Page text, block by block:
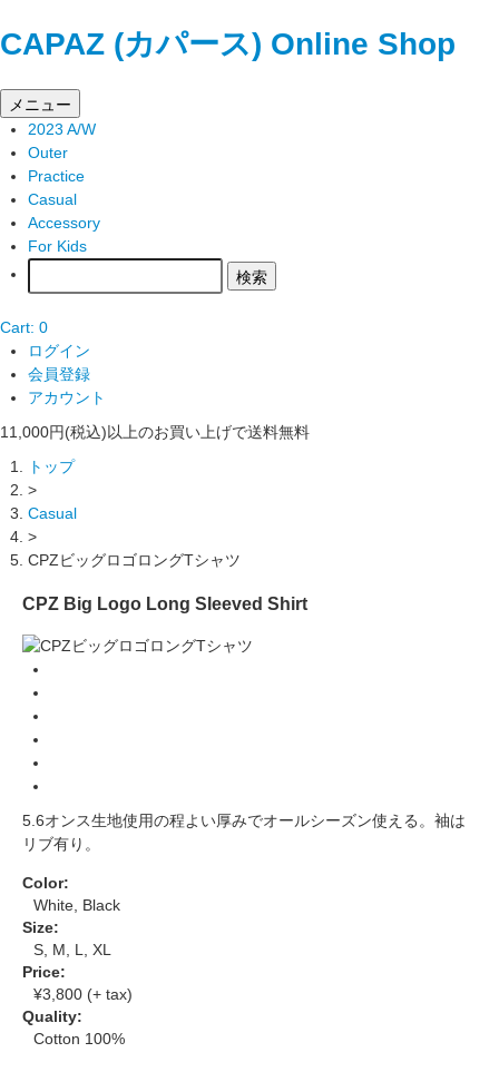
CAPAZ (カパース) Online Shop
メニュー
2023 A/W
Outer
Practice
Casual
Accessory
For Kids
Cart: 0
ログイン
会員登録
アカウント
11,000円(税込)以上のお買い上げで送料無料
トップ
>
Casual
>
CPZビッグロゴロングTシャツ
CPZ Big Logo Long Sleeved Shirt
5.6オンス生地使用の程よい厚みでオールシーズン使える。袖は
リブ有り。
Color:
White, Black
Size:
S, M, L, XL
Price:
¥3,800 (+ tax)
Quality:
Cotton 100%